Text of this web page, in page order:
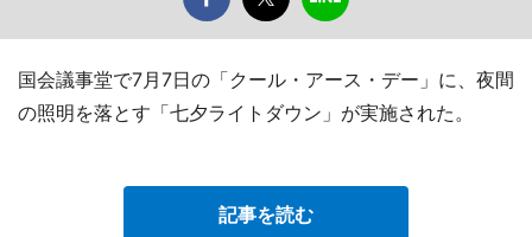
国会議事堂で7月7日の「クール・アース・デー」に、夜間
の照明を落とす「七夕ライトダウン」が実施された。
記事を読む